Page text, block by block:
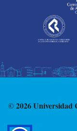
© 2026 Universidad